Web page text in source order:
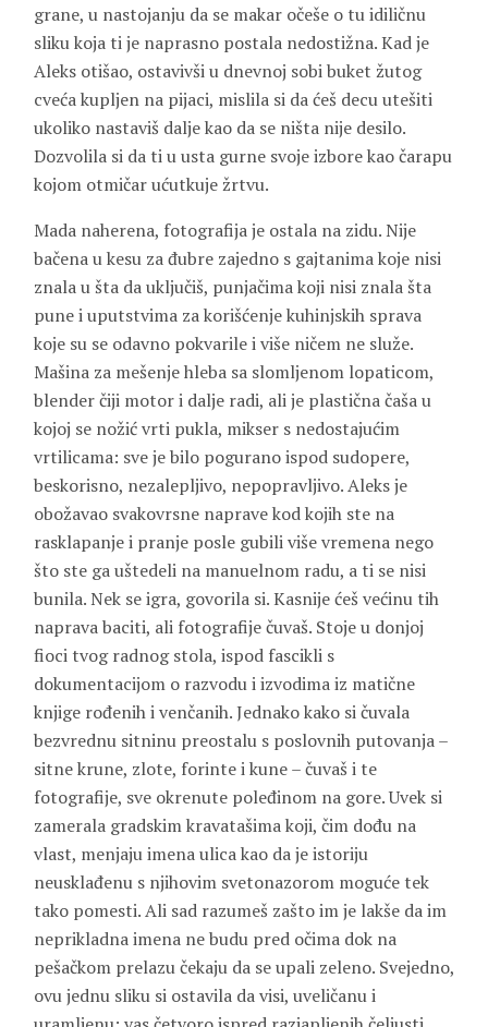
grane, u nastojanju da se makar očeše o tu idiličnu
sliku koja ti je naprasno postala nedostižna. Kad je
Aleks otišao, ostavivši u dnevnoj sobi buket žutog
cveća kupljen na pijaci, mislila si da ćeš decu utešiti
ukoliko nastaviš dalje kao da se ništa nije desilo.
Dozvolila si da ti u usta gurne svoje izbore kao čarapu
kojom otmičar ućutkuje žrtvu.
Mada naherena, fotografija je ostala na zidu. Nije
bačena u kesu za đubre zajedno s gajtanima koje nisi
znala u šta da uključiš, punjačima koji nisi znala šta
pune i uputstvima za korišćenje kuhinjskih sprava
koje su se odavno pokvarile i više ničem ne služe.
Mašina za mešenje hleba sa slomljenom lopaticom,
blender čiji motor i dalje radi, ali je plastična čaša u
kojoj se nožić vrti pukla, mikser s nedostajućim
vrtilicama: sve je bilo pogurano ispod sudopere,
beskorisno, nezalepljivo, nepopravljivo. Aleks je
obožavao svakovrsne naprave kod kojih ste na
rasklapanje i pranje posle gubili više vremena nego
što ste ga uštedeli na manuelnom radu, a ti se nisi
bunila. Nek se igra, govorila si. Kasnije ćeš većinu tih
naprava baciti, ali fotografije čuvaš. Stoje u donjoj
fioci tvog radnog stola, ispod fascikli s
dokumentacijom o razvodu i izvodima iz matične
knjige rođenih i venčanih. Jednako kako si čuvala
bezvrednu sitninu preostalu s poslovnih putovanja –
sitne krune, zlote, forinte i kune – čuvaš i te
fotografije, sve okrenute poleđinom na gore. Uvek si
zamerala gradskim kravatašima koji, čim dođu na
vlast, menjaju imena ulica kao da je istoriju
neusklađenu s njihovim svetonazorom moguće tek
tako pomesti. Ali sad razumeš zašto im je lakše da im
neprikladna imena ne budu pred očima dok na
pešačkom prelazu čekaju da se upali zeleno. Svejedno,
ovu jednu sliku si ostavila da visi, uveličanu i